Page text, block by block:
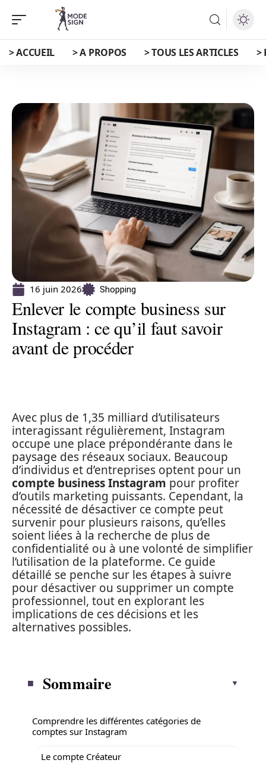
> ACCUEIL > A PROPOS > TOUS LES ARTICLES >
16 juin 2026 Shopping
Enlever le compte business sur
Instagram : ce qu’il faut savoir
avant de procéder
Avec plus de 1,35 milliard d’utilisateurs
interagissant régulièrement, Instagram
occupe une place prépondérante dans le
paysage des réseaux sociaux. Beaucoup
d’individus et d’entreprises optent pour un
compte business Instagram pour profiter
d’outils marketing puissants. Cependant, la
nécessité de désactiver ce compte peut
survenir pour plusieurs raisons, qu’elles
soient liées à la recherche de plus de
confidentialité ou à une volonté de simplifier
l’utilisation de la plateforme. Ce guide
détaillé se penche sur les étapes à suivre
pour désactiver ou supprimer un compte
professionnel, tout en explorant les
implications de ces décisions et les
alternatives possibles.
Sommaire
Comprendre les différentes catégories de
comptes sur Instagram
Le compte Créateur